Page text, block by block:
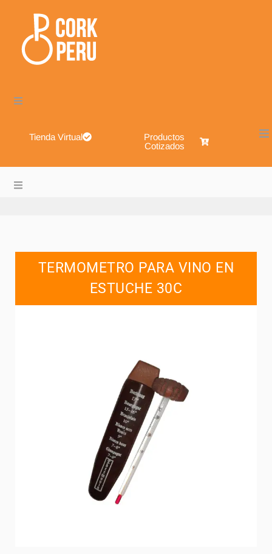
Tienda Virtual
Productos
Cotizados
TERMOMETRO PARA VINO EN
ESTUCHE 30C